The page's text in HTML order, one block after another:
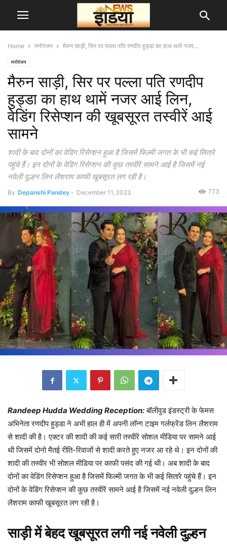
Home मनोरंजन मैरुन साड़ी, सिर पर पल्ला पति रणदीप हुड्डा का हाथ थामें नजर...
मनोरंजन
मैरुन साड़ी, सिर पर पल्ला पति रणदीप
हुड्डा का हाथ थामें नजर आई लिन,
वेडिंग रिसेप्शन की खूबसूरत तस्वीरें आई
सामने
शादी के बाद दोनों का वेडिंग रिसेप्शन हुआ है जिसमें फिल्मी जगत के भी कई सितारे
पहुंचे हैं। इन दोनों के वेडिंग रिसेप्शन की कुछ तस्वीरें सामने आई है जिसमें नई
नवेली दुल्हन लिन लैशराम काफी खूबसूरत लग रही है।
By Depanshi Pandey - December 11, 2023 773
Randeep Hudda Wedding Reception:बॉलीवुड इंडस्ट्री के फेमस
अभिनेता रणदीप हुड्डा ने अभी हाल ही में अपनी लॉन्ग टाइम गर्लफ्रेंड लिन लैशराम
से शादी की है। एक्टर की शादी की कई सारी तस्वीरें सोशल मीडिया पर सामने आई
थी जिसमें दोनो मैतई रीति-रिवाजों से शादी करते हुए नजर आ रहे थे। इन दोनों की
शादी की तस्वीर भी सोशल मीडिया पर काफी पसंद की गई थी। अब शादी के बाद
दोनों का वेडिंग रिसेप्शन हुआ है जिसमें फिल्मी जगत के भी कई सितारे पहुंचे हैं। इन
दोनों के वेडिंग रिसेप्शन की कुछ तस्वीरें सामने आई है जिसमें नई नवेली दुल्हन लिन
लैशराम काफी खूबसूरत लग रही है।
साड़ी में बेहद खूबसूरत लगी नई नवेली दुल्हन